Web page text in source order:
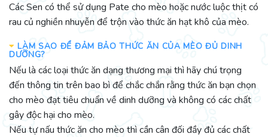
Các Sen có thể sử dụng Pate cho mèo hoặc nước luộc thịt có
rau củ nghiền nhuyễn để trộn vào thức ăn hạt khô của mèo.
LÀM SAO ĐỂ ĐẢM BẢO THỨC ĂN CỦA MÈO ĐỦ DINH
DƯỠNG?
Nếu là các loại thức ăn dạng thương mại thì hãy chú trọng
đến thông tin trên bao bì để chắc chắn rằng thức ăn bạn chọn
cho mèo đạt tiêu chuẩn về dinh dưỡng và không có các chất
gây độc hại cho mèo.
Nếu tự nấu thức ăn cho mèo thì cần cân đối đầy đủ các chất